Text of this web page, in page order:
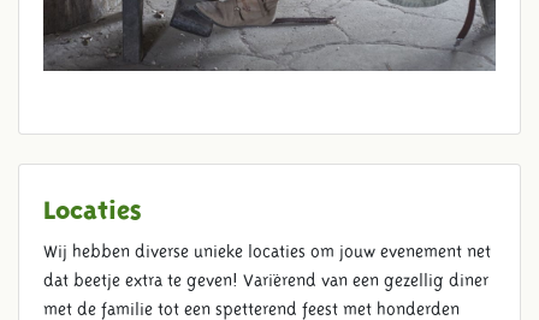
Locaties
Wij hebben diverse unieke locaties om jouw evenement net
dat beetje extra te geven! Variërend van een gezellig diner
met de familie tot een spetterend feest met honderden